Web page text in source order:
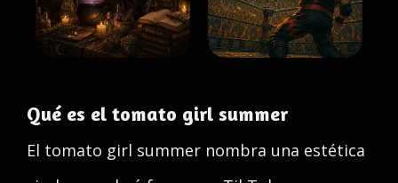
Qué es el tomato girl summer
El tomato girl summer nombra una estética